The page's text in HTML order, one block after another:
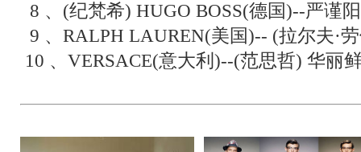
8 、(纪梵希) HUGO BOSS(德国)--严谨
9 、RALPH LAUREN(美国)-- (拉尔夫·
10 、VERSACE(意大利)--(范思哲) 华丽